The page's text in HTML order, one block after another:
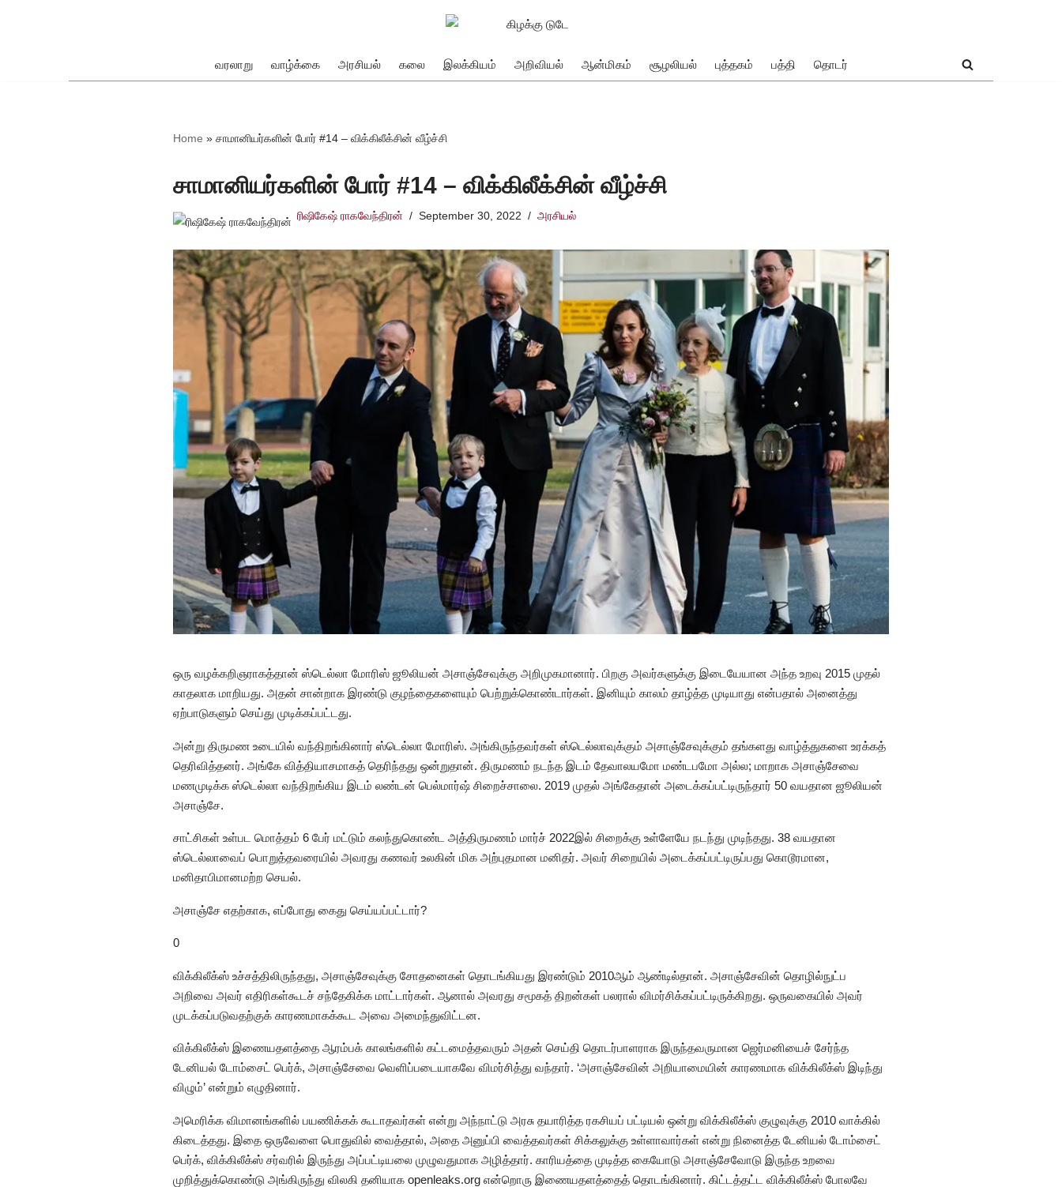
வரலாறு வாழ்க்கை அரசியல் கலை இலக்கியம் அறிவியல் ஆன்மிகம் சூழலியல் புத்தகம் பத்தி தொடர்
Home » சாமானியர்களின் போர் #14 – விக்கிலீக்சின் வீழ்ச்சி
சாமானியர்களின் போர் #14 – விக்கிலீக்சின் வீழ்ச்சி
ரிஷிகேஷ் ராகவேந்திரன் September 30, 2022 அரசியல்
ஒரு வழக்கறிஞராகத்தான் ஸ்டெல்லா மோரிஸ் ஜூலியன் அசாஞ்சேவுக்கு அறிமுகமானார். பிறகு அவர்களுக்கு இடையேயான அந்த உறவு 2015 முதல்
காதலாக மாறியது. அதன் சான்றாக இரண்டு குழந்தைகளையும் பெற்றுக்கொண்டார்கள். இனியும் காலம் தாழ்த்த முடியாது என்பதால் அனைத்து
ஏற்பாடுகளும் செய்து முடிக்கப்பட்டது.
அன்று திருமண உடையில் வந்திறங்கினார் ஸ்டெல்லா மோரிஸ். அங்கிருந்தவர்கள் ஸ்டெல்லாவுக்கும் அசாஞ்சேவுக்கும் தங்களது வாழ்த்துகளை உரக்கத்
தெரிவித்தனர். அங்கே வித்தியாசமாகத் தெரிந்தது ஒன்றுதான். திருமணம் நடந்த இடம் தேவாலயமோ மண்டபமோ அல்ல; மாறாக அசாஞ்சேவை
மணமுடிக்க ஸ்டெல்லா வந்திறங்கிய இடம் லண்டன் பெல்மார்ஷ் சிறைச்சாலை. 2019 முதல் அங்கேதான் அடைக்கப்பட்டிருந்தார் 50 வயதான ஜூலியன்
அசாஞ்சே.
சாட்சிகள் உள்பட மொத்தம் 6 பேர் மட்டும் கலந்துகொண்ட அத்திருமணம் மார்ச் 2022இல் சிறைக்கு உள்ளேயே நடந்து முடிந்தது. 38 வயதான
ஸ்டெல்லாவைப் பொறுத்தவரையில் அவரது கணவர் உலகின் மிக அற்புதமான மனிதர். அவர் சிறையில் அடைக்கப்பட்டிருப்பது கொடூரமான,
மனிதாபிமானமற்ற செயல்.
அசாஞ்சே எதற்காக, எப்போது கைது செய்யப்பட்டார்?
0
விக்கிலீக்ஸ் உச்சத்திலிருந்தது, அசாஞ்சேவுக்கு சோதனைகள் தொடங்கியது இரண்டும் 2010ஆம் ஆண்டில்தான். அசாஞ்சேவின் தொழில்நுட்ப
அறிவை அவர் எதிரிகள்கூடச் சந்தேகிக்க மாட்டார்கள். ஆனால் அவரது சமூகத் திறன்கள் பலரால் விமர்சிக்கப்பட்டிருக்கிறது. ஒருவகையில் அவர்
முடக்கப்படுவதற்குக் காரணமாகக்கூட அவை அமைந்துவிட்டன.
விக்கிலீக்ஸ் இணையதளத்தை ஆரம்பக் காலங்களில் கட்டமைத்தவரும் அதன் செய்தி தொடர்பாளராக இருந்தவருமான ஜெர்மனியைச் சேர்ந்த
டேனியல் டோம்சைட் பெர்க், அசாஞ்சேவை வெளிப்படையாகவே விமர்சித்து வந்தார். ‘அசாஞ்சேவின் அறியாமையின் காரணமாக விக்கிலீக்ஸ் இடிந்து
விழும்’ என்றும் எழுதினார்.
அமெரிக்க விமானங்களில் பயணிக்கக் கூடாதவர்கள் என்று அந்நாட்டு அரசு தயாரித்த ரகசியப் பட்டியல் ஒன்று விக்கிலீக்ஸ் குழுவுக்கு 2010 வாக்கில்
கிடைத்தது. இதை ஒருவேளை பொதுவில் வைத்தால், அதை அனுப்பி வைத்தவர்கள் சிக்கலுக்கு உள்ளாவார்கள் என்று நினைத்த டேனியல் டோம்சைட்
பெர்க், விக்கிலீக்ஸ் சர்வரில் இருந்து அப்பட்டியலை முழுவதுமாக அழித்தார். காரியத்தை முடித்த கையோடு அசாஞ்சேவோடு இருந்த உறவை
முறித்துக்கொண்டு அங்கிருந்து விலகி தனியாக openleaks.org என்றொரு இணையதளத்தைத் தொடங்கினார். கிட்டத்தட்ட விக்கிலீக்ஸ் போலவே